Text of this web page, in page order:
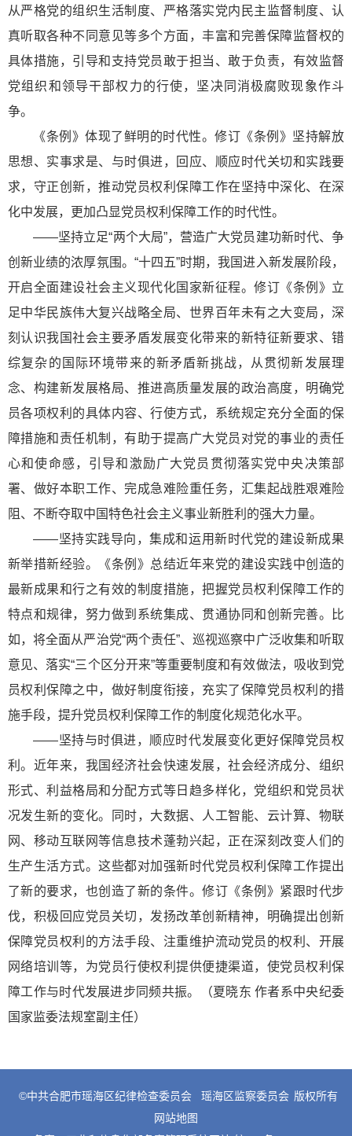
从严格党的组织生活制度、严格落实党内民主监督制度、认
真听取各种不同意见等多个方面，丰富和完善保障监督权的
具体措施，引导和支持党员敢于担当、敢于负责，有效监督
党组织和领导干部权力的行使，坚决同消极腐败现象作斗
争。
《条例》体现了鲜明的时代性。修订《条例》坚持解放
思想、实事求是、与时俱进，回应、顺应时代关切和实践要
求，守正创新，推动党员权利保障工作在坚持中深化、在深
化中发展，更加凸显党员权利保障工作的时代性。
——坚持立足“两个大局”，营造广大党员建功新时代、争
创新业绩的浓厚氛围。“十四五”时期，我国进入新发展阶段，
开启全面建设社会主义现代化国家新征程。修订《条例》立
足中华民族伟大复兴战略全局、世界百年未有之大变局，深
刻认识我国社会主要矛盾发展变化带来的新特征新要求、错
综复杂的国际环境带来的新矛盾新挑战，从贯彻新发展理
念、构建新发展格局、推进高质量发展的政治高度，明确党
员各项权利的具体内容、行使方式，系统规定充分全面的保
障措施和责任机制，有助于提高广大党员对党的事业的责任
心和使命感，引导和激励广大党员贯彻落实党中央决策部
署、做好本职工作、完成急难险重任务，汇集起战胜艰难险
阻、不断夺取中国特色社会主义事业新胜利的强大力量。
——坚持实践导向，集成和运用新时代党的建设新成果
新举措新经验。《条例》总结近年来党的建设实践中创造的
最新成果和行之有效的制度措施，把握党员权利保障工作的
特点和规律，努力做到系统集成、贯通协同和创新完善。比
如，将全面从严治党“两个责任”、巡视巡察中广泛收集和听取
意见、落实“三个区分开来”等重要制度和有效做法，吸收到党
员权利保障之中，做好制度衔接，充实了保障党员权利的措
施手段，提升党员权利保障工作的制度化规范化水平。
——坚持与时俱进，顺应时代发展变化更好保障党员权
利。近年来，我国经济社会快速发展，社会经济成分、组织
形式、利益格局和分配方式等日趋多样化，党组织和党员状
况发生新的变化。同时，大数据、人工智能、云计算、物联
网、移动互联网等信息技术蓬勃兴起，正在深刻改变人们的
生产生活方式。这些都对加强新时代党员权利保障工作提出
了新的要求，也创造了新的条件。修订《条例》紧跟时代步
伐，积极回应党员关切，发扬改革创新精神，明确提出创新
保障党员权利的方法手段、注重维护流动党员的权利、开展
网络培训等，为党员行使权利提供便捷渠道，使党员权利保
障工作与时代发展进步同频共振。（夏晓东 作者系中央纪委
国家监委法规室副主任）
©中共合肥市瑶海区纪律检查委员会 瑶海区监察委员会 版权所有
网站地图